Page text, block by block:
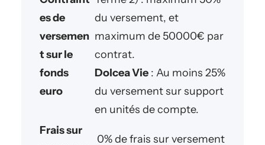
es de
versemen
t sur le
fonds
euro
du versement, et
maximum de 50000€ par
contrat.
Dolcea Vie : Au moins 25%
du versement sur support
en unités de compte.
Frais sur
0% de frais sur versement